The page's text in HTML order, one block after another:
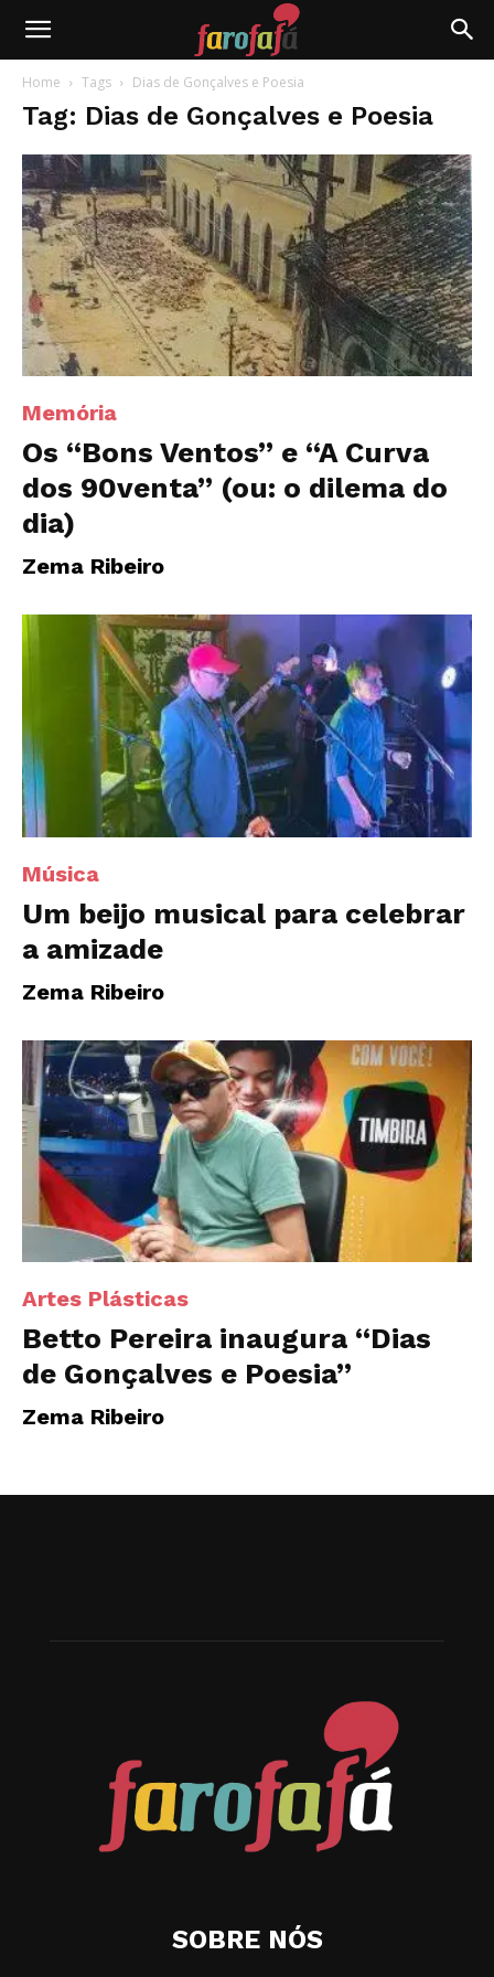
Farofafá
Home Tags Dias de Gonçalves e Poesia
Tag: Dias de Gonçalves e Poesia
Memória
Os “Bons Ventos” e “A Curva
dos 90venta” (ou: o dilema do
dia)
Zema Ribeiro
Música
Um beijo musical para celebrar
a amizade
Zema Ribeiro
Artes Plásticas
Betto Pereira inaugura “Dias
de Gonçalves e Poesia”
Zema Ribeiro
SOBRE NÓS